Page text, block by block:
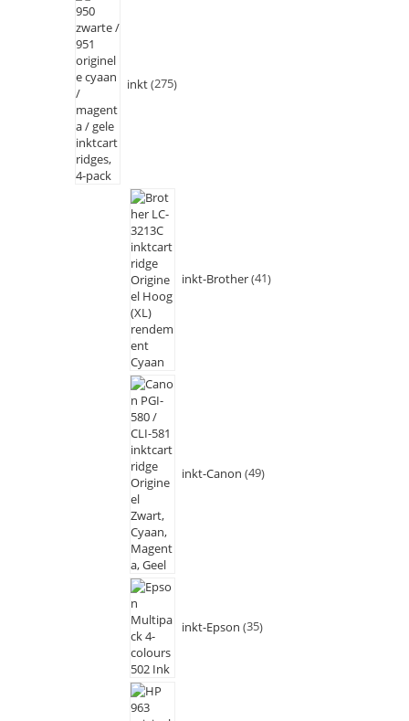
inkt 275
inkt-Brother 41
inkt-Canon 49
inkt-Epson 35